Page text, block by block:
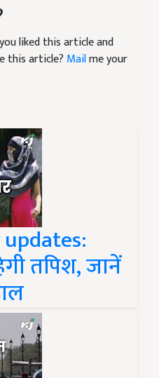
liked this article and
this article? Mailme your
तपिश, जानें